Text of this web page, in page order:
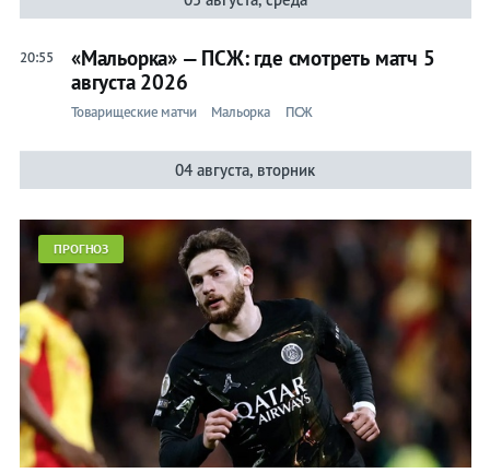
20:55
«Мальорка» — ПСЖ: где смотреть матч 5
августа 2026
Товарищеские матчи Мальорка ПСЖ
04 августа, вторник
ПРОГНОЗ
Календарь/
таблица
Футбол Испании
Примера (Ла Лига)
Кубок Испании
Суперкубок Испании
Сборная Испании
Алавес